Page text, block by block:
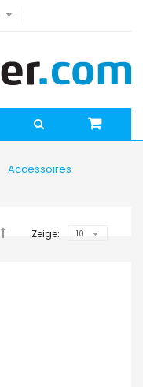
Accessoires
Zeige: